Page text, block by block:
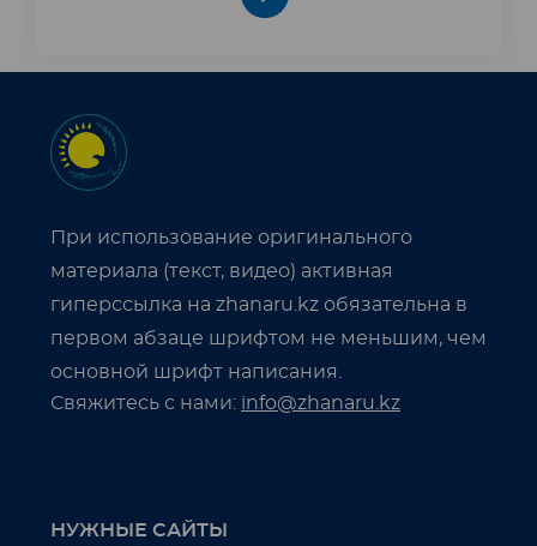
При использование оригинального
материала (текст, видео) активная
гиперссылка на zhanaru.kz обязательна в
первом абзаце шрифтом не меньшим, чем
основной шрифт написания.
Свяжитесь с нами: info@zhanaru.kz
НУЖНЫЕ САЙТЫ